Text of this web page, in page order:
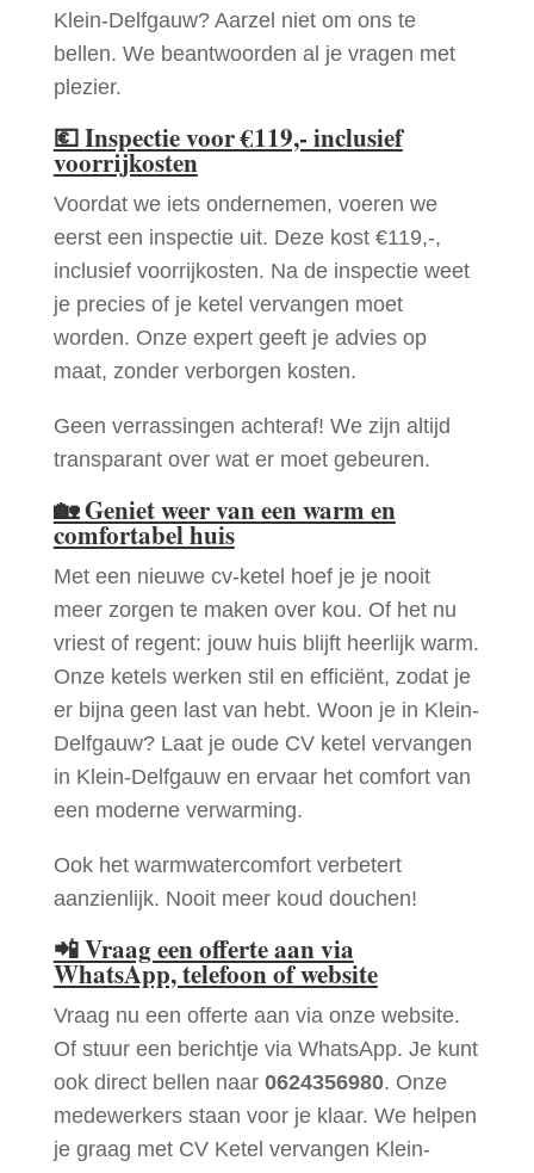
Klein-Delfgauw? Aarzel niet om ons te
bellen. We beantwoorden al je vragen met
plezier.
💶Inspectie voor €119,- inclusief
voorrijkosten
Voordat we iets ondernemen, voeren we
eerst een inspectie uit. Deze kost €119,-,
inclusief voorrijkosten. Na de inspectie weet
je precies of je ketel vervangen moet
worden. Onze expert geeft je advies op
maat, zonder verborgen kosten.
Geen verrassingen achteraf! We zijn altijd
transparant over wat er moet gebeuren.
🏡Geniet weer van een warm en
comfortabel huis
Met een nieuwe cv-ketel hoef je je nooit
meer zorgen te maken over kou. Of het nu
vriest of regent: jouw huis blijft heerlijk warm.
Onze ketels werken stil en efficiënt, zodat je
er bijna geen last van hebt. Woon je in Klein-
Delfgauw? Laat je oude CV ketel vervangen
in Klein-Delfgauw en ervaar het comfort van
een moderne verwarming.
Ook het warmwatercomfort verbetert
aanzienlijk. Nooit meer koud douchen!
📲Vraag een offerte aan via
WhatsApp, telefoon of website
Vraag nu een offerte aan via onze website.
Of stuur een berichtje via WhatsApp. Je kunt
ook direct bellen naar 0624356980. Onze
medewerkers staan voor je klaar. We helpen
je graag met CV Ketel vervangen Klein-